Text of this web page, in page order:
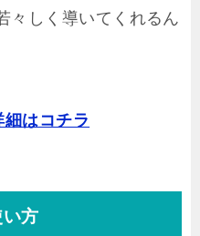
々しく導いてくれるん
はコチラ
方